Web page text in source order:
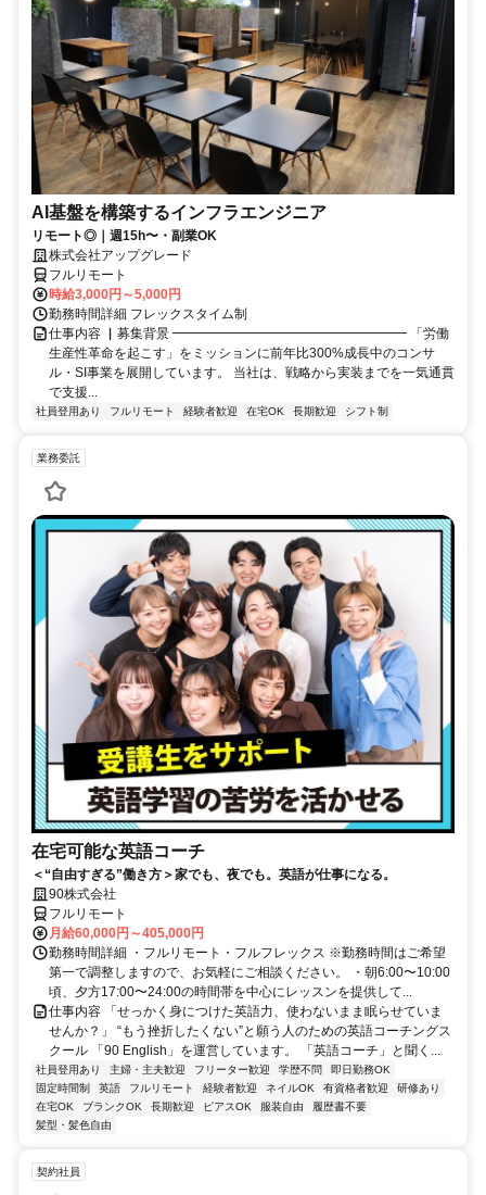
AI基盤を構築するインフラエンジニア
リモート◎｜週15h〜・副業OK
株式会社アップグレード
フルリモート
時給3,000円～5,000円
勤務時間詳細 フレックスタイム制
仕事内容 ▏募集背景 ━━━━━━━━━━━━━━━━━━ 「労働
生産性革命を起こす」をミッションに前年比300%成長中のコンサ
ル・SI事業を展開しています。 当社は、戦略から実装までを一気通貫
で支援...
社員登用あり フルリモート 経験者歓迎 在宅OK 長期歓迎 シフト制
業務委託
在宅可能な英語コーチ
＜“自由すぎる”働き方＞家でも、夜でも。英語が仕事になる。
90株式会社
フルリモート
月給60,000円～405,000円
勤務時間詳細 ・フルリモート・フルフレックス ※勤務時間はご希望
第一で調整しますので、お気軽にご相談ください。 ・朝6:00〜10:00
頃、夕方17:00〜24:00の時間帯を中心にレッスンを提供して...
仕事内容 「せっかく身につけた英語力、使わないまま眠らせていま
せんか？」 “もう挫折したくない”と願う人のための英語コーチングス
クール 「90 English」を運営しています。 「英語コーチ」と聞く...
社員登用あり 主婦・主夫歓迎 フリーター歓迎 学歴不問
即日勤務OK
固定時間制
英語 フルリモート 経験者歓迎 ネイルOK 有資格者歓迎
研修あり
在宅OK
ブランクOK 長期歓迎 ピアスOK 服装自由
履歴書不要
髪型・髪色自由
契約社員